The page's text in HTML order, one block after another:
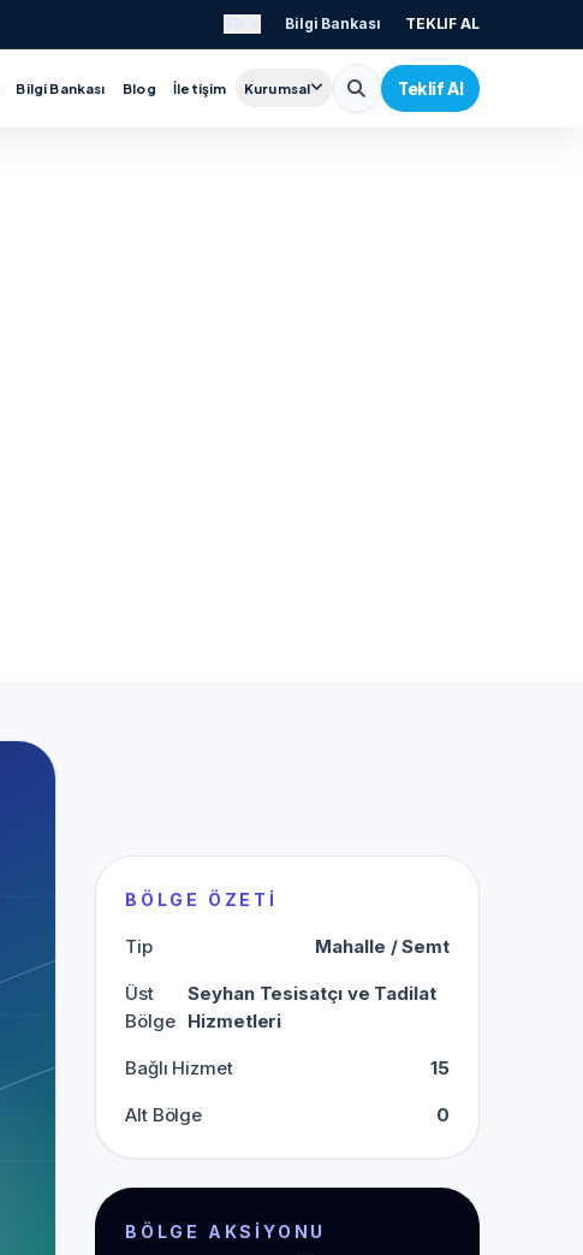
Bilgi Bankası TEKLIF AL
Bilgi Bankası Blog İletişim Kurumsal Teklif Al
BÖLGE ÖZETI
Tip Mahalle / Semt
Üst
Bölge
Seyhan Tesisatçı ve Tadilat
Hizmetleri
Bağlı Hizmet 15
Alt Bölge 0
BÖLGE AKSIYONU